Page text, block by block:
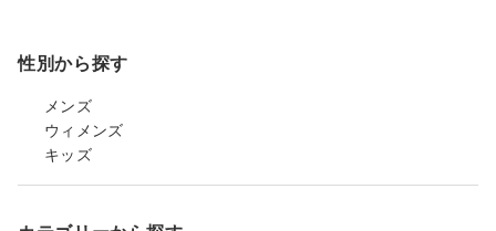
性別から探す
メンズ
ウィメンズ
キッズ